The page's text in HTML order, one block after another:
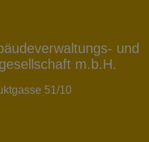
und
m.b.H.
51/10